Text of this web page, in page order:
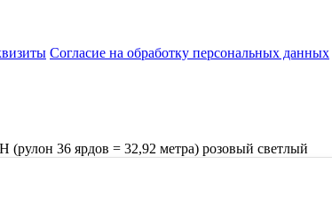
Согласие на обработку персональных данных
(рулон 36 ярдов = 32,92 метра) розовый светлый